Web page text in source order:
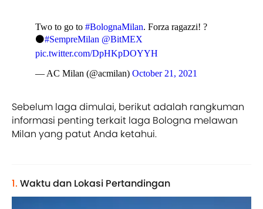
Two to go to #BolognaMilan. Forza ragazzi! ?
⚫#SempreMilan @BitMEX
pic.twitter.com/DpHKpDOYYH
— AC Milan (@acmilan) October 21, 2021
Sebelum laga dimulai, berikut adalah rangkuman
informasi penting terkait laga Bologna melawan
Milan yang patut Anda ketahui.
1. Waktu dan Lokasi Pertandingan